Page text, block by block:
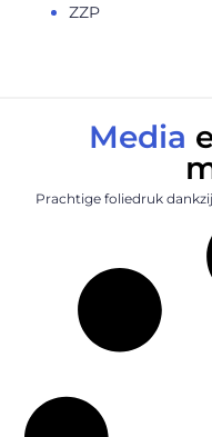
ZZP
Media
Prachtige foliedruk